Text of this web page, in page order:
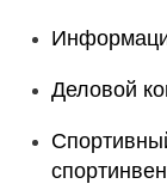
Деловой